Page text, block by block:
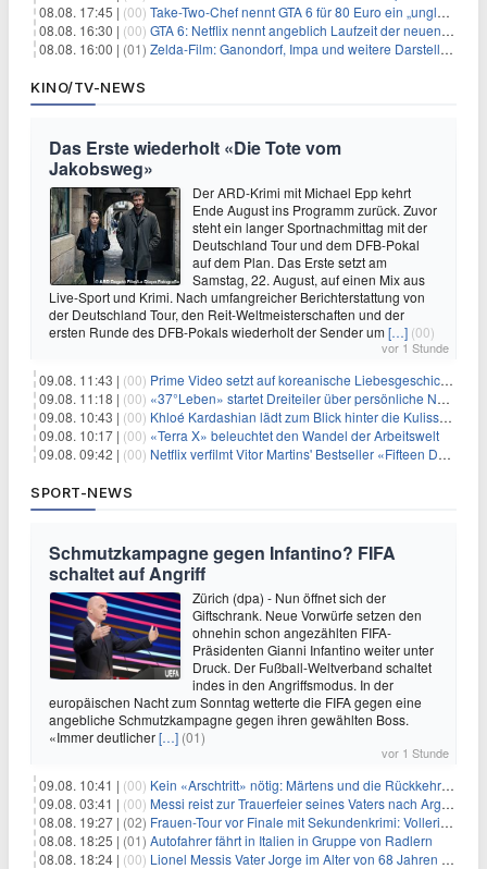
08.08. 17:45 | (00) Take-Two-Chef nennt GTA 6 für 80 Euro ein „unglaubliches Schnäppchen“
08.08. 16:30 | (00) GTA 6: Netflix nennt angeblich Laufzeit der neuen Gameplay-Präsentation
08.08. 16:00 | (01) Zelda-Film: Ganondorf, Impa und weitere Darsteller sollen feststehen
KINO/TV-NEWS
Das Erste wiederholt «Die Tote vom
Jakobsweg»
Der ARD-Krimi mit Michael Epp kehrt
Ende August ins Programm zurück. Zuvor
steht ein langer Sportnachmittag mit der
Deutschland Tour und dem DFB-Pokal
auf dem Plan. Das Erste setzt am
Samstag, 22. August, auf einen Mix aus
Live-Sport und Krimi. Nach umfangreicher Berichterstattung von
der Deutschland Tour, den Reit-Weltmeisterschaften und der
ersten Runde des DFB-Pokals wiederholt der Sender um[…] (00)
vor 1 Stunde
09.08. 11:43 | (00) Prime Video setzt auf koreanische Liebesgeschichte
09.08. 11:18 | (00) «37°Leben» startet Dreiteiler über persönliche Neuanfänge
09.08. 10:43 | (00) Khloé Kardashian lädt zum Blick hinter die Kulissen ihres Freundeskreises
09.08. 10:17 | (00) «Terra X» beleuchtet den Wandel der Arbeitswelt
09.08. 09:42 | (00) Netflix verfilmt Vitor Martins' Bestseller «Fifteen Days»
SPORT-NEWS
Schmutzkampagne gegen Infantino? FIFA
schaltet auf Angriff
Zürich (dpa) - Nun öffnet sich der
Giftschrank. Neue Vorwürfe setzen den
ohnehin schon angezählten FIFA-
Präsidenten Gianni Infantino weiter unter
Druck. Der Fußball-Weltverband schaltet
indes in den Angriffsmodus. In der
europäischen Nacht zum Sonntag wetterte die FIFA gegen eine
angebliche Schmutzkampagne gegen ihren gewählten Boss.
«Immer deutlicher[…] (01)
vor 1 Stunde
09.08. 10:41 | (00) Kein «Arschtritt» nötig: Märtens und die Rückkehr nach Paris
09.08. 03:41 | (00) Messi reist zur Trauerfeier seines Vaters nach Argentinien
08.08. 19:27 | (02) Frauen-Tour vor Finale mit Sekundenkrimi: Vollering in Gelb
08.08. 18:25 | (01) Autofahrer fährt in Italien in Gruppe von Radlern
08.08. 18:24 | (00) Lionel Messis Vater Jorge im Alter von 68 Jahren gestorben